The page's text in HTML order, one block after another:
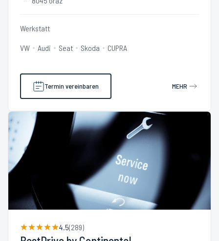
Werkstatt
VW Audi Seat Skoda CUPRA
Termin vereinbaren MEHR
4.5(289)